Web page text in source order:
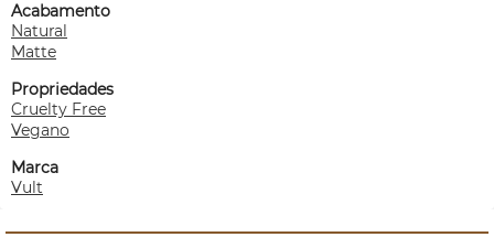
Acabamento
Natural
Matte
Propriedades
Cruelty Free
Vegano
Marca
Vult